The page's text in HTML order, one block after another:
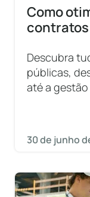
Como
contratos
Descubra
públicas,
até a
30 de junho